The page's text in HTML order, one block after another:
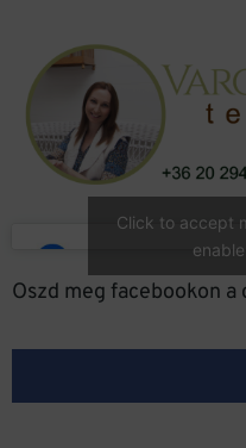
Click to accept
Oszd meg facebookon a